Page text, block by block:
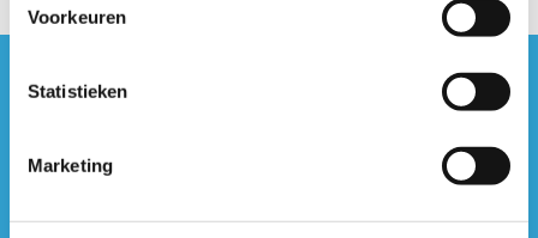
Voorkeuren
Statistieken
Marketing
#sportersbelevenmeer